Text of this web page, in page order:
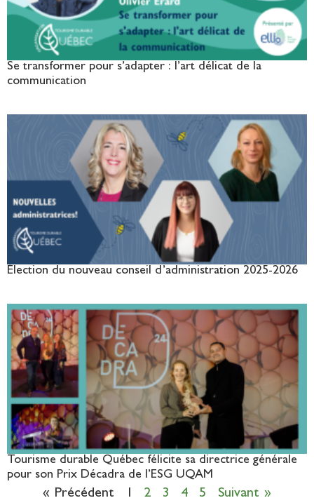
Se transformer pour s’adapter : l’art délicat de la
communication
Élection du nouveau conseil d’administration 2025-2026
Tourisme durable Québec félicite sa directrice générale
pour son Prix Décadra de l’ESG UQAM
« Précédent 1 2 3 4 5 Suivant »